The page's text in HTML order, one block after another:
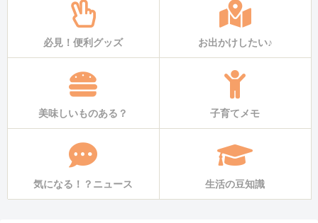
必見！便利グッズ お出かけしたい♪
美味しいものある？ 子育てメモ
気になる！？ニュース 生活の豆知識